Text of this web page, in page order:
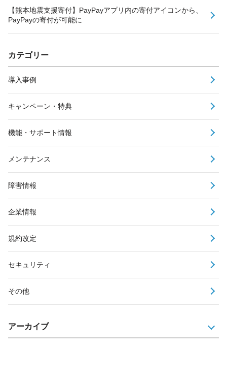
【熊本地震支援寄付】PayPayアプリ内の寄付アイコンから、
PayPayの寄付が可能に
カテゴリー
導入事例
キャンペーン・特典
機能・サポート情報
メンテナンス
障害情報
企業情報
規約改定
セキュリティ
その他
アーカイブ